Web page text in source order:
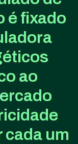
é fixado
ao
cada um